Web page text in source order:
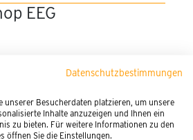
Datenschutzbestimmungen
unserer Besucherdaten platzieren, um unsere
Inhalte anzuzeigen und Ihnen ein
zu bieten. Für weitere Informationen zu den
öffnen Sie die Einstellungen.
Akademie
EEG
Akademie
20